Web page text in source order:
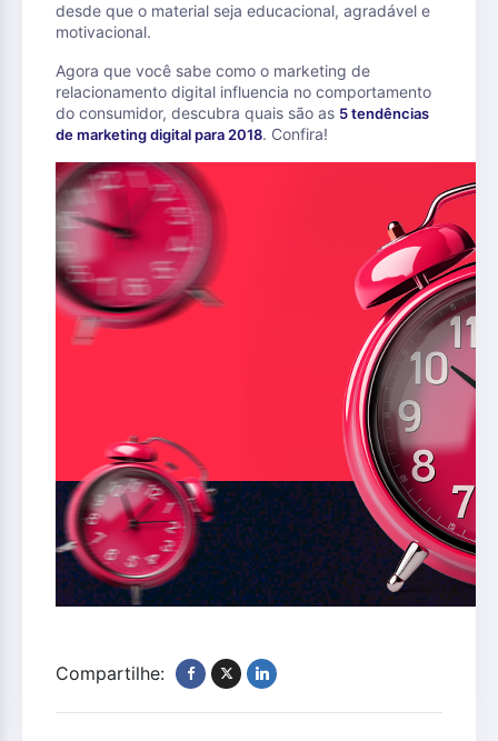
desde que o material seja educacional, agradável e
motivacional.
Agora que você sabe como o marketing de
relacionamento digital influencia no comportamento
do consumidor, descubra quais são as 5 tendências
de marketing digital para 2018. Confira!
Compartilhe: